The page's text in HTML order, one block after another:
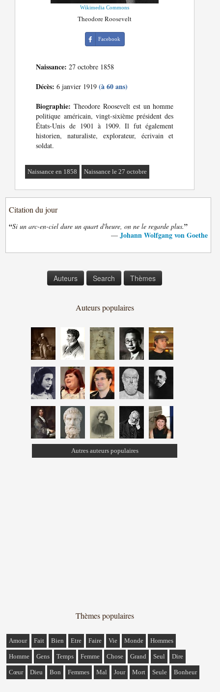
Wikimedia Commons
Theodore Roosevelt
Facebook
Naissance: 27 octobre 1858
Décès: 6 janvier 1919(à 60 ans)
Biographie: Theodore Roosevelt est un homme
politique américain, vingt-sixième président des
États-Unis de 1901 à 1909. Il fut également
historien, naturaliste, explorateur, écrivain et
soldat.
Naissance en 1858 Naissance le 27 octobre
Citation du jour
“Si un arc-en-ciel dure un quart d'heure, on ne le regarde plus.”
— Johann Wolfgang von Goethe
Auteurs Search Thèmes
Auteurs populaires
Autres auteurs populaires
Thèmes populaires
Amour Fait Bien Etre Faire Vie Monde Hommes
Homme Gens Temps Femme Chose Grand Seul Dire
Cœur Dieu Bon Femmes Mal Jour Mort Seule Bonheur